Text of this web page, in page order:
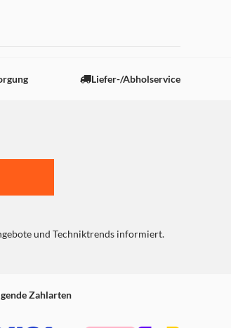
Bedingungen immer im Fokus,
Liefer-/Abholservice
und Techniktrends informiert.
Zahlarten